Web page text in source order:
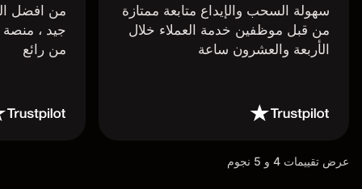
سهولة السحب والإيداع متابعة ممتازة
من قبل موظفين خدمة العملاء خلال
الأربعة والعشرون ساعة
من افضل
جيد ،
من رائع
عرض تقييمات 4 و 5 نجوم